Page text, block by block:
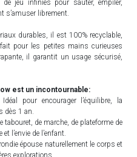
jeu infinies pour sauter, empiler,
s’amuser librement.
durables, il est 100% recyclable,
pour les petites mains curieuses
il garantit un usage sécurisé,
est un incontournable:
pour encourager l’équilibre, la
dès 1 an.
tabouret, de marche, de plateforme de
l’envie de l’enfant.
épouse naturellement le corps et
explorations.